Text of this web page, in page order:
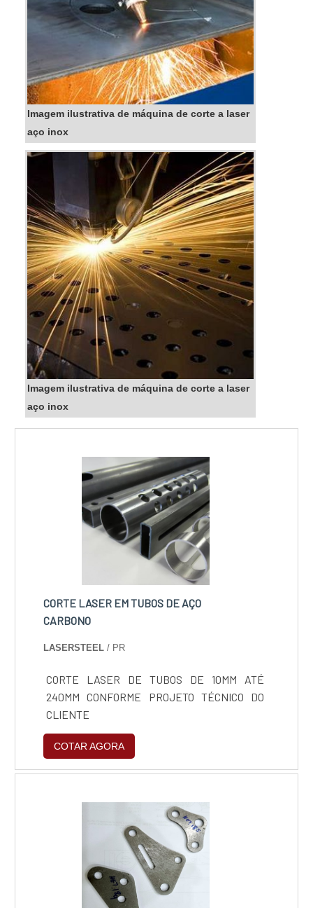
Imagem ilustrativa de máquina de corte a laser
aço inox
Imagem ilustrativa de máquina de corte a laser
aço inox
CORTE LASER EM TUBOS DE AÇO
CARBONO
LASERSTEEL / PR
CORTE LASER DE TUBOS DE 10MM ATÉ
240MM CONFORME PROJETO TÉCNICO DO
CLIENTE
COTAR AGORA